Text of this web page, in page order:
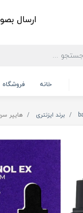
ارسال
خانه فروشگاه
برند ایزنتری هایپر